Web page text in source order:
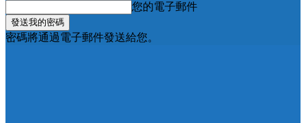
您的電子郵件
密碼將通過電子郵件發送給您。